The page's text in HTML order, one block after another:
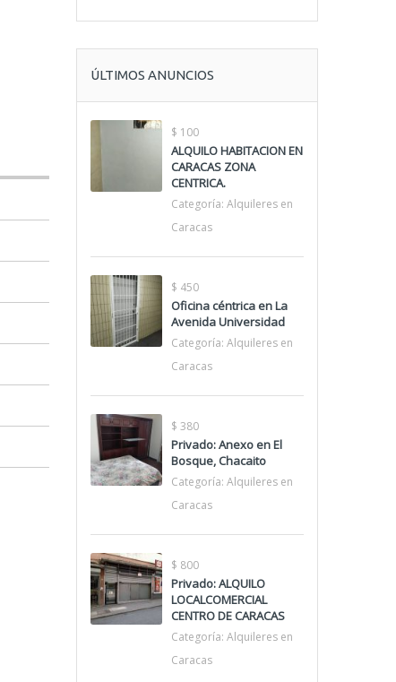
ÚLTIMOS ANUNCIOS
$ 100
ALQUILO HABITACION EN
CARACAS ZONA
CENTRICA.
Categoría: Alquileres en
Caracas
$ 450
Oficina céntrica en La
Avenida Universidad
Categoría: Alquileres en
Caracas
$ 380
Privado: Anexo en El
Bosque, Chacaito
Categoría: Alquileres en
Caracas
$ 800
Privado: ALQUILO
LOCALCOMERCIAL
CENTRO DE CARACAS
Categoría: Alquileres en
Caracas